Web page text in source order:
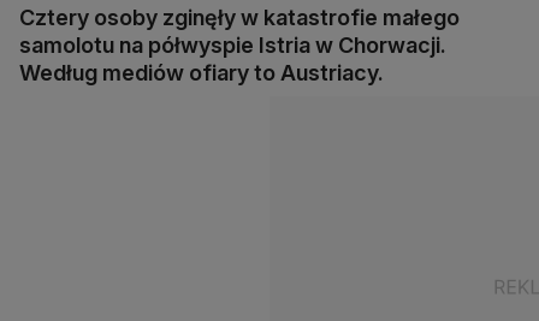
Cztery osoby zginęły w katastrofie małego
samolotu na półwyspie Istria w Chorwacji.
Według mediów ofiary to Austriacy.